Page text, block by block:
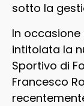
sotto la
In occasione
intitolata la
Sportivo di
Francesco